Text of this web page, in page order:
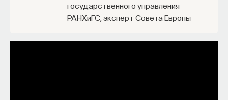
государственного управления
РАНХиГС, эксперт Совета Европы
индустриях и карьерных возможностях
мешает поиску подходящих ваканси; ​
Непрозрачные механизмы в инновационных